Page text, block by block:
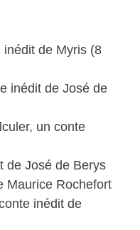
inédit de Myris (8
inédit de José de
un conte
de José de Berys
Maurice Rochefort
inédit de